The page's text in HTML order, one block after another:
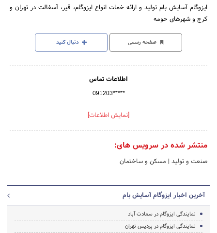
ایزوگام آسایش بام تولید و ارائه خمات انواع ایزوگام، قیر، آسفالت در تهران و
کرج و شهرهای حومه
صفحه رسمی دنبال کنید
اطلاعات تماس
091203*****
[نمایش اطلاعات]
منتشر شده در سرویس های:
صنعت و تولید | مسکن و ساختمان
آخرین اخبار ایزوگام آسایش بام
نمایندگی ایزوگام در سعادت آباد
نمایندگی ایزوگام در پردیس تهران